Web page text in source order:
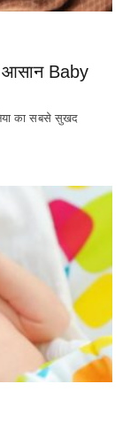
Baby
का सबसे सुखद